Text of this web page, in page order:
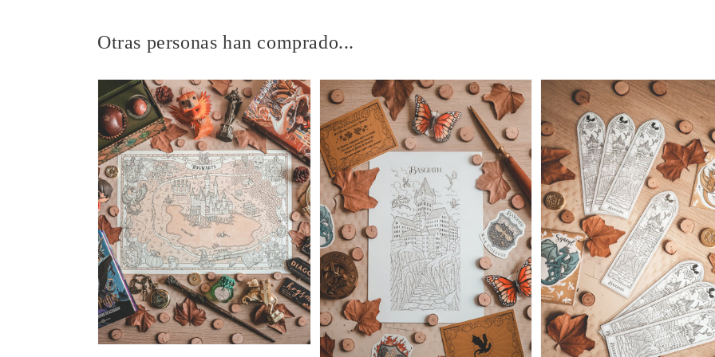
ventana
modal
Otras personas han comprado...